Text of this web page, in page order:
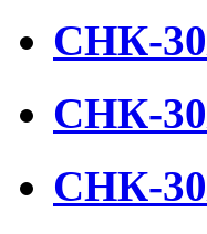
СНК-
СНК-
СНК-